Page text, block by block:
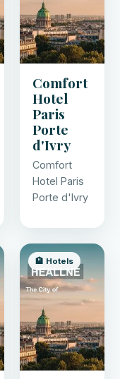
Comfort
Hotel
Paris
Porte
d'Ivry
Comfort
Hotel Paris
Porte d'Ivry
🏨 Hotels